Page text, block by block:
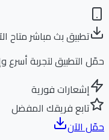
تطبيق بث مباشر متاح
التطبيق لتجربة أسرع
إشعارات فورية
تابع فريقك المفضل
الآن